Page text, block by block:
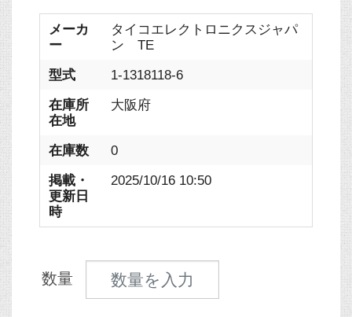
メーカ
ー
タイコエレクトロニクスジャパ
ン TE
型式
1-1318118-6
在庫所
在地
大阪府
在庫数
0
掲載・
更新日
時
2025/10/16 10:50
数量